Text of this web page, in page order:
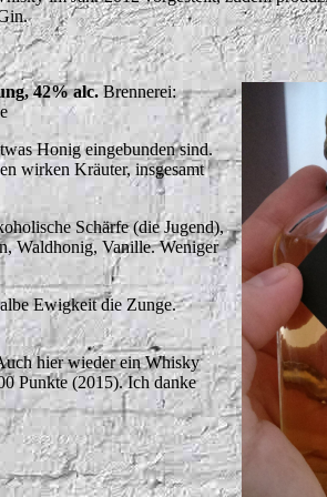
42% alc.Brennerei:
Honig eingebunden sind.
wirken Kräuter, insgesamt
Schärfe (die Jugend),
Waldhonig, Vanille. Weniger
Ewigkeit die Zunge.
hier wieder ein Whisky
Punkte (2015). Ich danke